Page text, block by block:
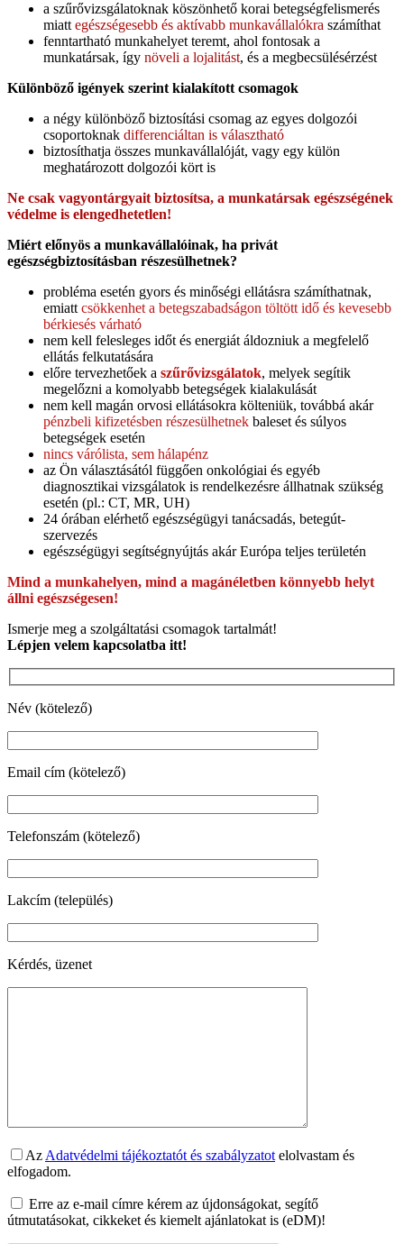
a szűrővizsgálatoknak köszönhető korai betegségfelismerés
miattegészségesebb és aktívabb munkavállalókra számíthat
fenntartható munkahelyet teremt, ahol fontosak a
munkatársak, így növeli a lojalitást, és a megbecsülésérzést
Különböző igények szerint kialakított csomagok
a négy különböző biztosítási csomag az egyes dolgozói
csoportoknak differenciáltan is választható
biztosíthatja összes munkavállalóját, vagy egy külön
meghatározott dolgozói kört is
Ne csak vagyontárgyait biztosítsa, a munkatársak egészségének
védelme is elengedhetetlen!
Miért előnyös a munkavállalóinak, ha privát
egészségbiztosításban részesülhetnek?
probléma esetén gyors és minőségi ellátásra számíthatnak,
emiattcsökkenhet a betegszabadságon töltött idő és kevesebb
bérkiesés várható
nem kell felesleges időt és energiát áldozniuk a megfelelő
ellátás felkutatására
előre tervezhetőek a szűrővizsgálatok, melyek segítik
megelőzni a komolyabb betegségek kialakulását
nem kell magán orvosi ellátásokra költeniük, továbbá akár
pénzbeli kifizetésben részesülhetnek baleset és súlyos
betegségek esetén
nincs várólista, sem hálapénz
az Ön választásától függően onkológiai és egyéb
diagnosztikai vizsgálatok is rendelkezésre állhatnak szükség
esetén (pl.: CT, MR, UH)
24 órában elérhető egészségügyi tanácsadás, betegút-
szervezés
egészségügyi segítségnyújtás akár Európa teljes területén
Mind a munkahelyen, mind a magánéletben könnyebb helyt
állni egészségesen!
Ismerje meg a szolgáltatási csomagok tartalmát!
Lépjen velem kapcsolatba itt!
Név (kötelező)
Email cím (kötelező)
Telefonszám (kötelező)
Lakcím (település)
Kérdés, üzenet
Az Adatvédelmi tájékoztatót és szabályzatot elolvastam és
elfogadom.
Erre az e-mail címre kérem az újdonságokat, segítő
útmutatásokat, cikkeket és kiemelt ajánlatokat is (eDM)!